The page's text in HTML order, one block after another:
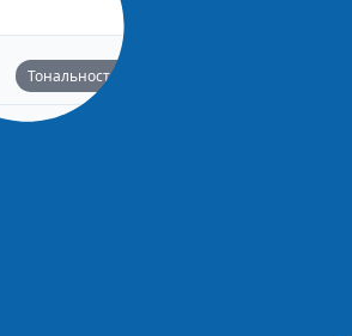
Тональность: Нейтральная